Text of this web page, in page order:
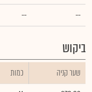
--
--
ביקוש
שער קניה כמות